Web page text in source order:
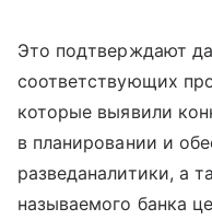
Это подтверждают
соответствующих
которые выявили
в планировании и
разведаналитики, а
называемого банка